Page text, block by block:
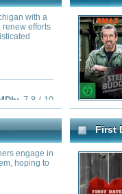
Nailed It!
Hobbykonditoren, die
treten in einem
gegeneinander an.
Hände, zuckersüße
Genre: Reality-
Married at First Sight
Add a Plot